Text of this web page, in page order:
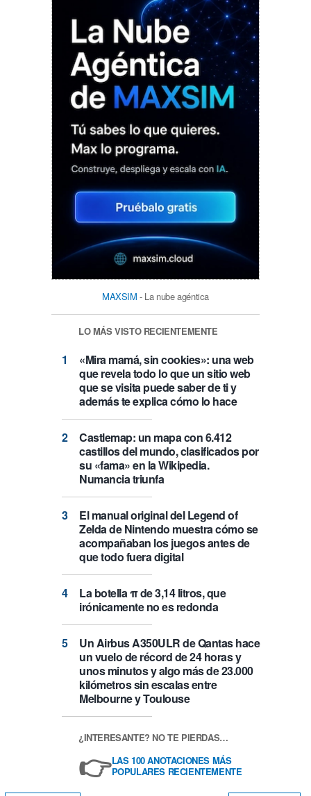
MAXSIM - La nube agéntica
LO MÁS VISTO RECIENTEMENTE
«Mira mamá, sin cookies»: una web
que revela todo lo que un sitio web
que se visita puede saber de ti y
además te explica cómo lo hace
Castlemap: un mapa con 6.412
castillos del mundo, clasificados por
su «fama» en la Wikipedia.
Numancia triunfa
El manual original del Legend of
Zelda de Nintendo muestra cómo se
acompañaban los juegos antes de
que todo fuera digital
La botella π de 3,14 litros, que
irónicamente no es redonda
Un Airbus A350ULR de Qantas hace
un vuelo de récord de 24 horas y
unos minutos y algo más de 23.000
kilómetros sin escalas entre
Melbourne y Toulouse
¿INTERESANTE? NO TE PIERDAS…
👉LAS 100 ANOTACIONES MÁS
POPULARES RECIENTEMENTE